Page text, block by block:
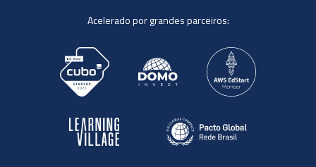
Acelerado por grandes parceiros: